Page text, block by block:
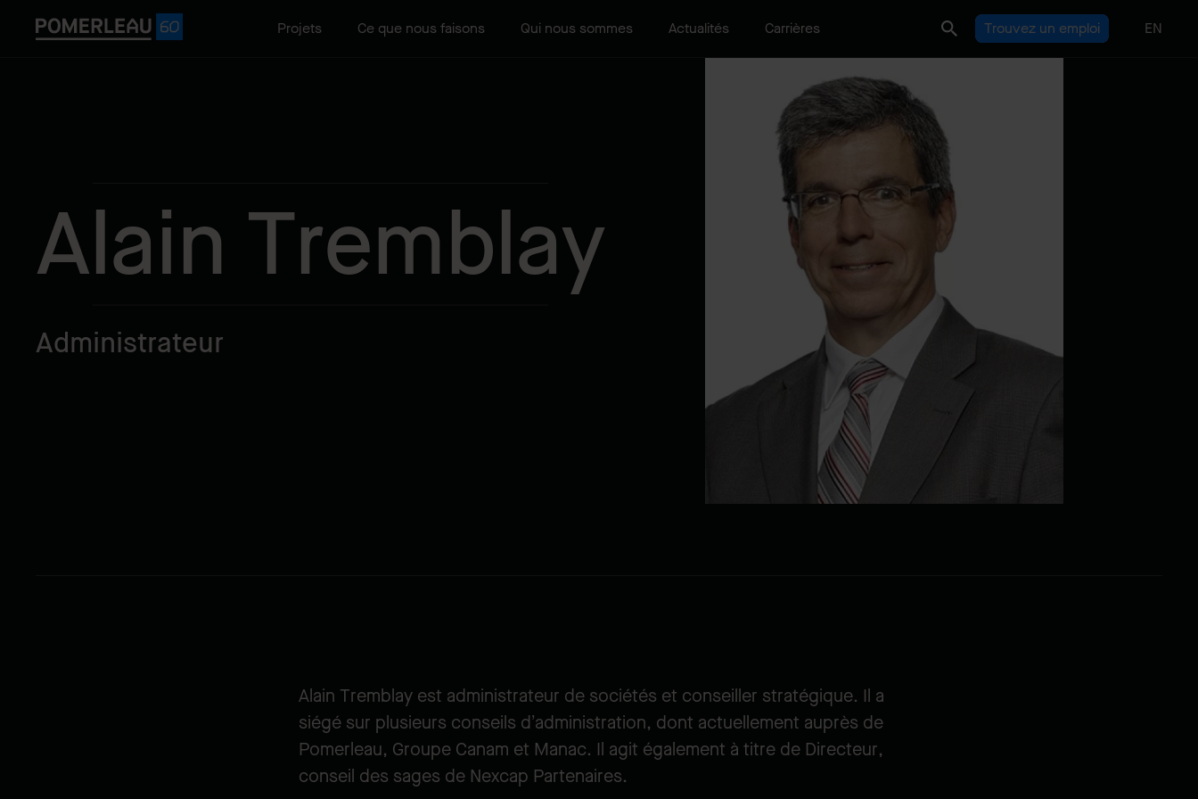
Projets Ce que nous faisons Qui nous sommes Actualités Carrières Trouvez un emploi EN
Alain Tremblay
Administrateur
Alain Tremblay est administrateur de sociétés et conseiller stratégique. Il a
siégé sur plusieurs conseils d’administration, dont actuellement auprès de
Pomerleau, Groupe Canam et Manac. Il agit également à titre de Directeur,
conseil des sages de Nexcap Partenaires.